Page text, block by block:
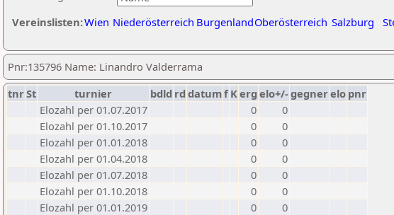
Vereinslisten:Wien Niederösterreich BurgenlandOberösterreich Salzburg
Pnr:135796 Name: Linandro Valderrama
tnrSt turnier bdld rd datumf Kerg elo+/-gegnerelo pnr
Elozahl per 01.07.2017
0
0
Elozahl per 01.10.2017
0
0
Elozahl per 01.01.2018
0
0
Elozahl per 01.04.2018
0
0
Elozahl per 01.07.2018
0
0
Elozahl per 01.10.2018
0
0
Elozahl per 01.01.2019
0
0